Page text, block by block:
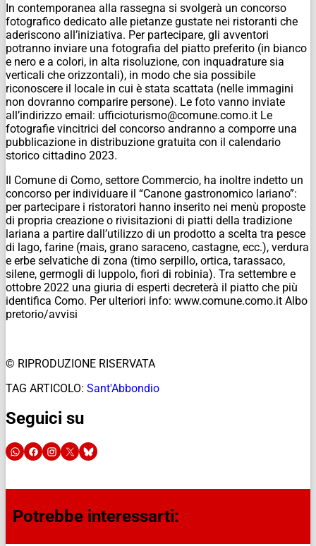
In contemporanea alla rassegna si svolgerà un concorso
fotografico dedicato alle pietanze gustate nei ristoranti che
aderiscono all’iniziativa. Per partecipare, gli avventori
potranno inviare una fotografia del piatto preferito (in bianco
e nero e a colori, in alta risoluzione, con inquadrature sia
verticali che orizzontali), in modo che sia possibile
riconoscere il locale in cui è stata scattata (nelle immagini
non dovranno comparire persone). Le foto vanno inviate
all’indirizzo email: ufficioturismo@comune.como.it Le
fotografie vincitrici del concorso andranno a comporre una
pubblicazione in distribuzione gratuita con il calendario
storico cittadino 2023.
Il Comune di Como, settore Commercio, ha inoltre indetto un
concorso per individuare il “Canone gastronomico lariano”:
per partecipare i ristoratori hanno inserito nei menù proposte
di propria creazione o rivisitazioni di piatti della tradizione
lariana a partire dall’utilizzo di un prodotto a scelta tra pesce
di lago, farine (mais, grano saraceno, castagne, ecc.), verdura
e erbe selvatiche di zona (timo serpillo, ortica, tarassaco,
silene, germogli di luppolo, fiori di robinia). Tra settembre e
ottobre 2022 una giuria di esperti decreterà il piatto che più
identifica Como. Per ulteriori info: www.comune.como.it Albo
pretorio/avvisi
© RIPRODUZIONE RISERVATA
TAG ARTICOLO: Sant'Abbondio
Seguici su
Potrebbe interessarti: